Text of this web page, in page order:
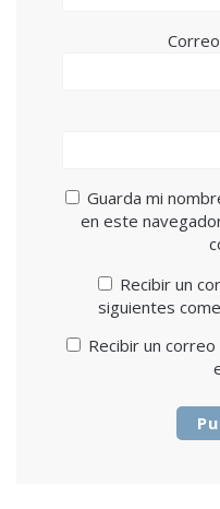
Guarda mi
en este
Recibir un
siguientes
Recibir un